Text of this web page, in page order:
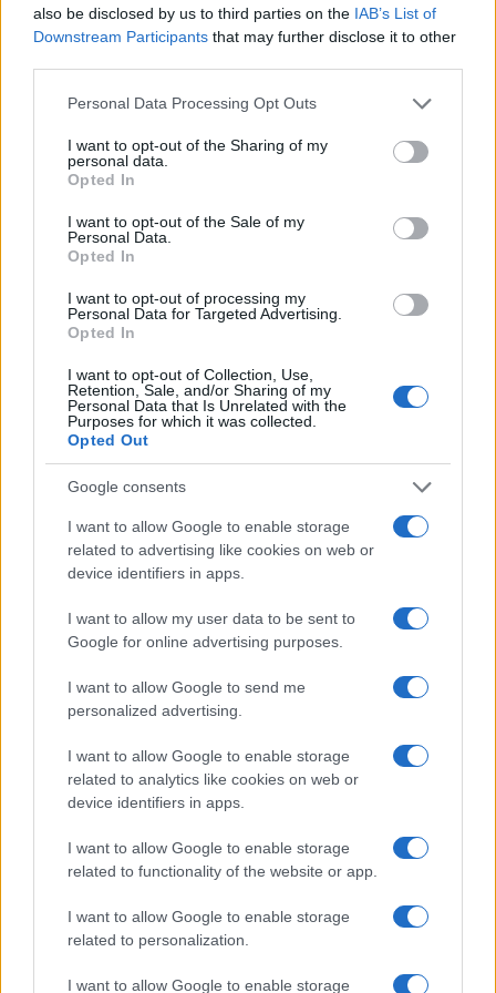
also be disclosed by us to third parties on the IAB’s List of
Downstream Participants that may further disclose it to other
Please note that this website/app uses one or more Google
not limited to your visit or usage behaviour. You may click to
grant or deny consent to Google and its third-party tags to
use your data for below specified purposes in below Google
consent section.
Personal Data Processing Opt Outs
I want to opt-out of the Sharing of my
personal data.
Opted In
I want to opt-out of the Sale of my
Personal Data.
Opted In
I want to opt-out of processing my
Personal Data for Targeted Advertising.
Opted In
I want to opt-out of Collection, Use,
Retention, Sale, and/or Sharing of my
Personal Data that Is Unrelated with the
Purposes for which it was collected.
Opted Out
Google consents
I want to allow Google to enable storage
related to advertising like cookies on web or
device identifiers in apps.
I want to allow my user data to be sent to
Google for online advertising purposes.
I want to allow Google to send me
personalized advertising.
I want to allow Google to enable storage
related to analytics like cookies on web or
device identifiers in apps.
I want to allow Google to enable storage
related to functionality of the website or app.
I want to allow Google to enable storage
related to personalization.
I want to allow Google to enable storage
Entra nel canale telegram di
GalluraOggi.it
Google News
Condividi l'articolo
F
a
ce
b
o
o
k
T
w
it
te
r
Pi
n
te
re
st
W
at
s
A
p
p
S
a
re
Articolo precedente
Prossimo articolo
NOTIZIE RECENTI
Ristorante distrutto dalle fiamme a La
Maddalena, incendio a Monti d’à rena
Le previsioni meteo per il weekend a Olbia e in
Gallura
Michelle Hunziker in Gallura, bella anche dal
vivo: un amico vip svela come fa